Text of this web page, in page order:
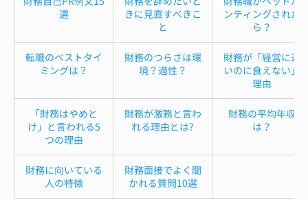
選
きに見直すべきこ
と
ンティングされた
ら？
転職のベストタイ
ミングは？
財務のつらさは環
境？適性？
財務が「経営に近
いのに食えない」
理由
「財務はやめと
け」と言われる5
つの理由
財務が激務と言わ
れる理由とは?
財務の平均年収
は？
財務に向いている
人の特徴
財務面接でよく聞
かれる質問10選